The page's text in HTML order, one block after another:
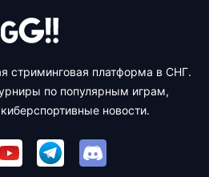
стриминговая платформа в СНГ.
по популярным играм,
новости.